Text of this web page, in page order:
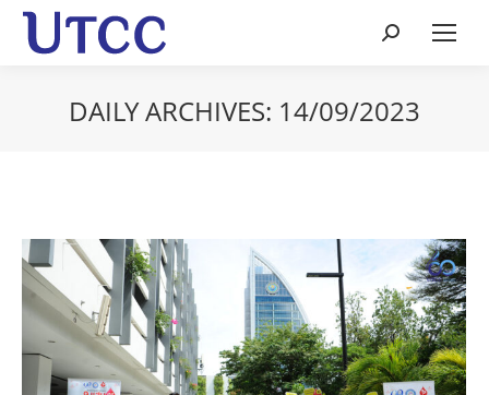
Search:
DAILY ARCHIVES: 14/09/2023